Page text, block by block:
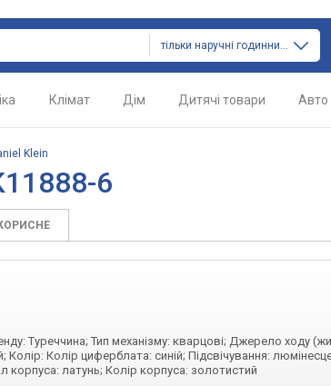
тільки наручні годинники
Клімат Дім Дитячі товари Авто
Klein
6
Туреччина; Тип механізму: кварцові; Джерело ходу
Колір циферблата: синій; Підсвічування:
корпуса: латунь; Колір корпуса: золотистий